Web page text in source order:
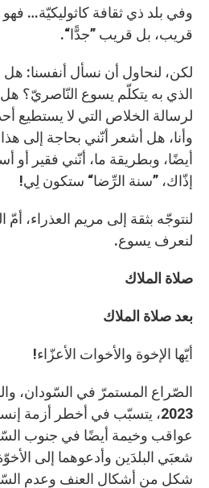
وفي بلد ذي ثقافة كاثوليكيّة…
قريب، بل قريب ”جدًّا“.
لكن، لنحاول أن نسأل أنفسنا:
الذي به يتكلّم يسوع النّاصريّ؟
لرسالة الخلاص التي لا يستطيع
وأنا، هل أشعر أنّني بحاجة إلى
أيضًا، وبطريقة ما، أنّني فقير أو
إذّاك، ”سنة الرِّضا“ ستكون لِي!
لنتوجّه بثقة إلى مريم العذراء، أمّ
لنعرف يسوع.
صلاة الملاك
بعد صلاة الملاك
أيّها الإخوة والأخوات الأعزّاء!
الصّراع المستمرّ في السّودان،
2023، يتسبّب في أخطر أزمة
عواقب وخيمة أيضًا في جنوب
شعبَي البلدَين وأدعوهما إلى
شكل من أشكال العنف وعدم